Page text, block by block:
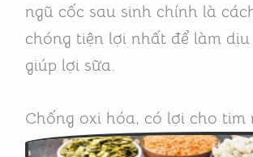
ngũ cốc sau sinh chính là
chóng tiện lợi nhất để làm
giúp lợi sữa.
Chống oxi hóa, có lợi cho tim